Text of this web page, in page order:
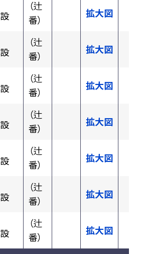
（辻
番）
拡大図
（辻
番）
拡大図
（辻
番）
拡大図
（辻
番）
拡大図
（辻
番）
拡大図
（辻
番）
拡大図
（辻
番）
拡大図